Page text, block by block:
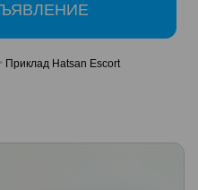
Приклад Hatsan Escort